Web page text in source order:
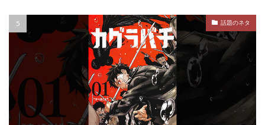
話題のネタ